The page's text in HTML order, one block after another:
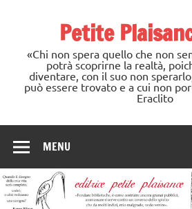
Petite
«Chi non spera quello che non
potrà scoprirne la realtà,
diventare, con il suo non
può essere trovato e a cui non
Eraclito
MENU